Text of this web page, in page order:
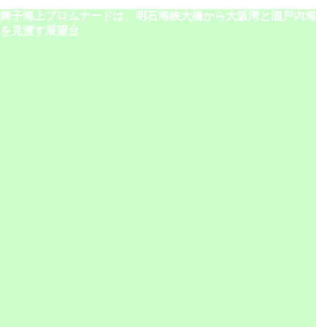
舞子海上プロムナードは、明石海峡大橋から大阪湾と瀬戸内海
を見渡す展望台